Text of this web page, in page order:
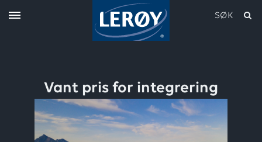
SØK
Vant pris for integrering